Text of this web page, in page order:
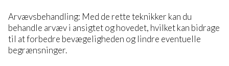
Arvævsbehandling: Med de rette teknikker kan du
behandle arvæv i ansigtet og hovedet, hvilket kan bidrage
til at forbedre bevægeligheden og lindre eventuelle
begrænsninger.